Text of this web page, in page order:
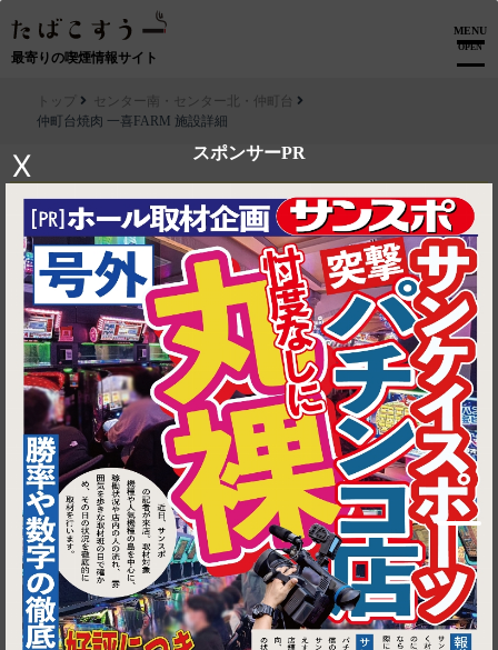
最寄りの喫煙情報サイト
MENU
OPEN
スポンサーPR
X
1
トップ
センター南・センター北・仲町台
仲町台焼肉 一喜FARM 施設詳細
この画面をお店のスタッフにご提示ください
仲町台焼肉 一喜FARM
黒毛和牛ユッケ 500円
ワンドリンクサービス
利用条件 他券併用不可 ※予告なく変更になる場合がございます。
有効期限 2026-08-13
▶ ルートを見る
センター南・センター北・仲町台│仲町台焼肉 一喜FARM